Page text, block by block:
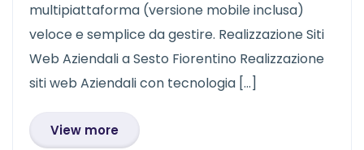
multipiattaforma (versione mobile inclusa)
veloce e semplice da gestire. Realizzazione Siti
Web Aziendali a Sesto Fiorentino Realizzazione
siti web Aziendali con tecnologia […]
View more